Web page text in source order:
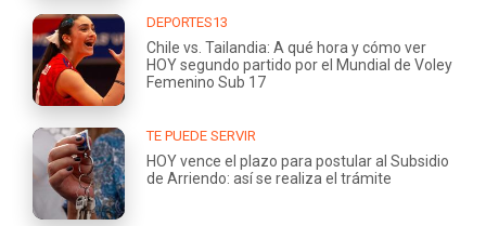
DEPORTES13
Chile vs. Tailandia: A qué hora y cómo ver
HOY segundo partido por el Mundial de Voley
Femenino Sub 17
TE PUEDE SERVIR
HOY vence el plazo para postular al Subsidio
de Arriendo: así se realiza el trámite